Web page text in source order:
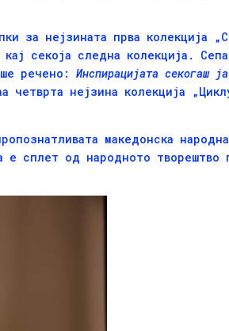
за нејзината прва колекција
секоја следна колекција.
речено:Инспирацијата секогаш
четврта нејзина колекција
македонска
сплет од народното творештво